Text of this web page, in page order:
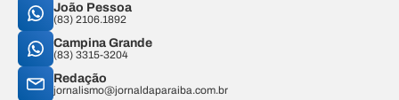
João Pessoa
(83) 2106.1892
Campina Grande
(83) 3315-3204
Redação
jornalismo@jornaldaparaiba.com.br